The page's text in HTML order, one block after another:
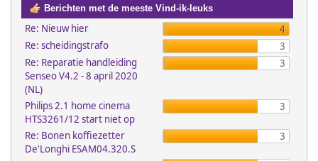
Berichten met de meeste Vind-ik-leuks
Re: Nieuw hier
4
Re: scheidingstrafo
3
Re: Reparatie handleiding
Senseo V4.2 - 8 april 2020
(NL)
3
Philips 2.1 home cinema
HTS3261/12 start niet op
3
Re: Bonen koffiezetter
De'Longhi ESAM04.320.S
3